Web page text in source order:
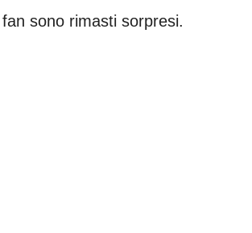
sono rimasti sorpresi.